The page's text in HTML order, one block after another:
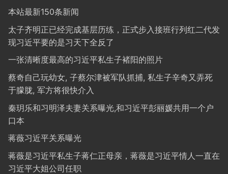
本站最新150条新闻
太子齐明正已经完成基层历练，正式步入接班行列红二代发
现习近平要的是习天下全反了
一张清晰度最高的习近平私生子褚阳的照片
蔡奇自己玩幼女, 子蔡尔津被军队抓捕, 私生子辛奇又弄死
于朦胧, 军方将很快介入
秦玥乐和习明泽夫妻关系曝光,和习近平彭丽媛共用一个户
口本
蒋薇习近平关系曝光
蒋薇是习近平私生子蒋仁正母亲，蒋薇是习近平情人一直在
习近平大姐公司任职